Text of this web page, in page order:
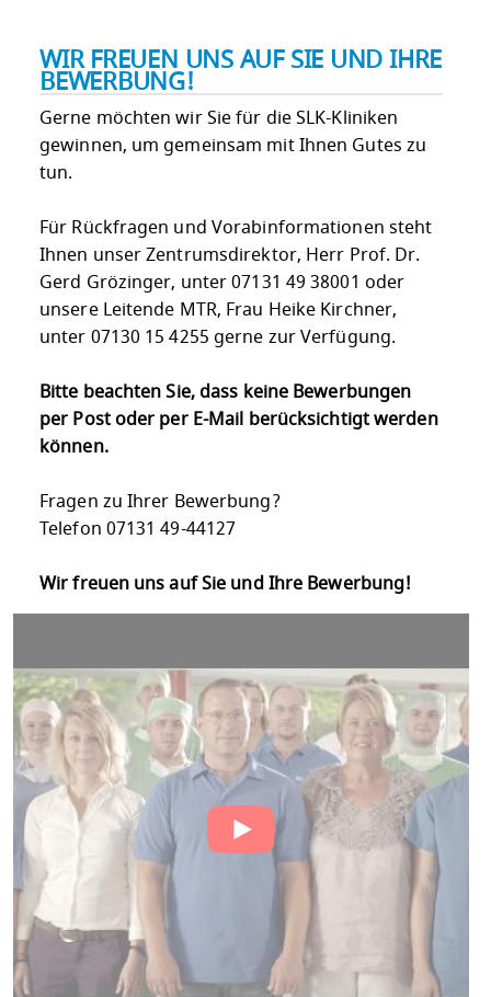
WIR FREUEN UNS AUF SIE UND IHRE
BEWERBUNG!
Gerne möchten wir Sie für die SLK-Kliniken
gewinnen, um gemeinsam mit Ihnen Gutes zu
tun.
Für Rückfragen und Vorabinformationen steht
Ihnen unser Zentrumsdirektor, Herr Prof. Dr.
Gerd Grözinger, unter 07131 49 38001 oder
unsere Leitende MTR, Frau Heike Kirchner,
unter 07130 15 4255 gerne zur Verfügung.
Bitte beachten Sie, dass keine Bewerbungen
per Post oder per E-Mail berücksichtigt werden
können.
Fragen zu Ihrer Bewerbung?
Telefon 07131 49-44127
Wir freuen uns auf Sie und Ihre Bewerbung!